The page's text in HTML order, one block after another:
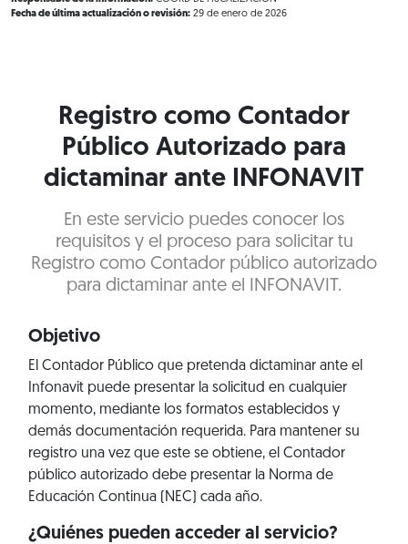
Fecha de última actualización o revisión: 29 de enero de 2026
Registro como Contador
Público Autorizado para
dictaminar ante INFONAVIT
En este servicio puedes conocer los
requisitos y el proceso para solicitar tu
Registro como Contador público autorizado
para dictaminar ante el INFONAVIT.
Objetivo
El Contador Público que pretenda dictaminar ante el
Infonavit puede presentar la solicitud en cualquier
momento, mediante los formatos establecidos y
demás documentación requerida. Para mantener su
registro una vez que este se obtiene, el Contador
público autorizado debe presentar la Norma de
Educación Continua (NEC) cada año.
¿Quiénes pueden acceder al servicio?